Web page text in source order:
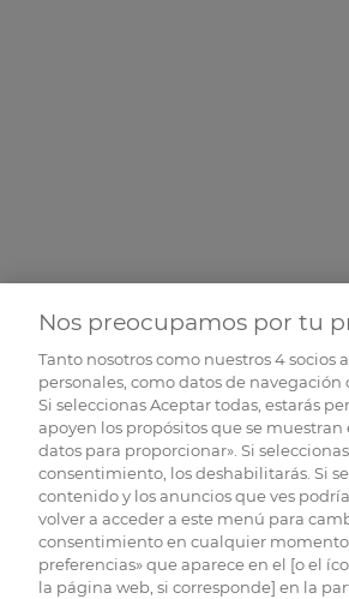
Nos preocupamos por tu
Tanto nosotros como nuestros4socios
personales, como datos de
Si seleccionas Aceptar todas, estarás
apoyen los propósitos que se muestran
datos para proporcionar». Si
consentimiento, los deshabilitarás. Si
contenido y los anuncios que ves
volver a acceder a este menú para
consentimiento en cualquier momento
preferencias» que aparece en el [o el
la página web, si corresponde] en la